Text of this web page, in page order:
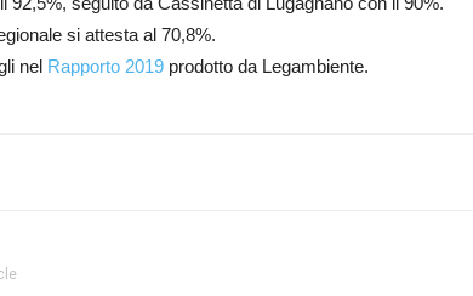
si attesta al 70,8%.
nel Rapporto 2019 prodotto da Legambiente.